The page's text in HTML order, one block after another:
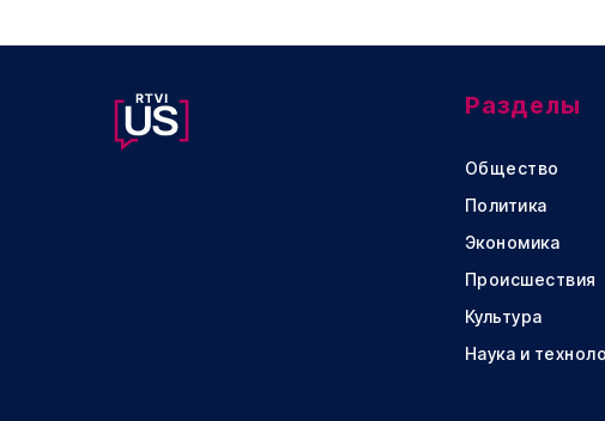
Разделы
Общество
Политика
Экономика
Происшествия
Культура
Наука и